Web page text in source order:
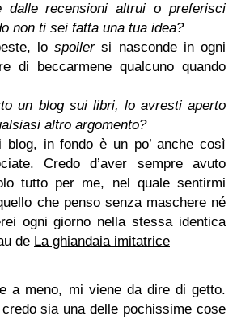
dalle recensioni altrui o preferisci
non ti sei fatta una tua idea?
lospoilersi nasconde in ogni
di beccarmene qualcuno quando
un blog sui libri, lo avresti aperto
altro argomento?
blog, in fondo è un po’ anche così
Credo d’aver sempre avuto
tutto per me, nel quale sentirmi
che penso senza maschere né
ogni giorno nella stessa identica
de La ghiandaia imitatrice
a meno, mi viene da dire di getto.
credo sia una delle pochissime cose